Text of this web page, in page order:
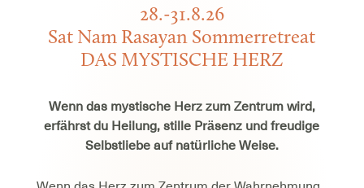
28.-31.8.26
Sat Nam Rasayan Sommerretreat
DAS MYSTISCHE HERZ
Wenn das mystische Herz zum Zentrum wird,
erfährst du Heilung, stille Präsenz und freudige
Selbstliebe auf natürliche Weise.